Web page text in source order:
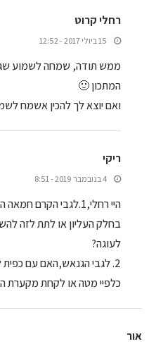
רחלי קרוט
15 ביולי 2017 - 12:52
ממש תודה, שמחה לשמוע
המתכון 🙂
ואם יוצא לך להכין אשמח
ריקי
4 בנובמבר 2019 - 8:51
היי רחלי,1.לגבי הקרם
בחלק העליון או לתת לזה
לעוגה?
2. לגבי הגנאש,האם עם
כלפיי מטה או לקחת מקערת
אור